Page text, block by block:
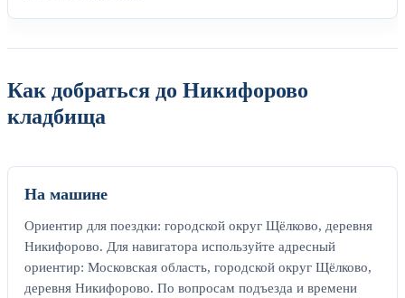
Как добраться до Никифорово
кладбища
На машине
Ориентир для поездки: городской округ Щёлково, деревня
Никифорово. Для навигатора используйте адресный
ориентир: Московская область, городской округ Щёлково,
деревня Никифорово. По вопросам подъезда и времени